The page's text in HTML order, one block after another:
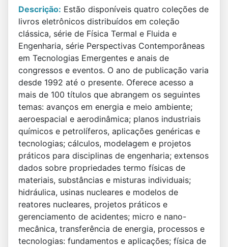
Descrição: Estão disponíveis quatro coleções de
livros eletrônicos distribuídos em coleção
clássica, série de Física Termal e Fluida e
Engenharia, série Perspectivas Contemporâneas
em Tecnologias Emergentes e anais de
congressos e eventos. O ano de publicação varia
desde 1992 até o presente. Oferece acesso a
mais de 100 títulos que abrangem os seguintes
temas: avanços em energia e meio ambiente;
aeroespacial e aerodinâmica; planos industriais
químicos e petrolíferos, aplicações genéricas e
tecnologias; cálculos, modelagem e projetos
práticos para disciplinas de engenharia; extensos
dados sobre propriedades termo físicas de
materiais, substâncias e misturas individuais;
hidráulica, usinas nucleares e modelos de
reatores nucleares, projetos práticos e
gerenciamento de acidentes; micro e nano-
mecânica, transferência de energia, processos e
tecnologias: fundamentos e aplicações; física de